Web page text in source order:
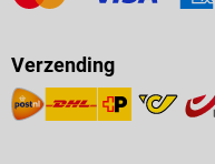
Verzending